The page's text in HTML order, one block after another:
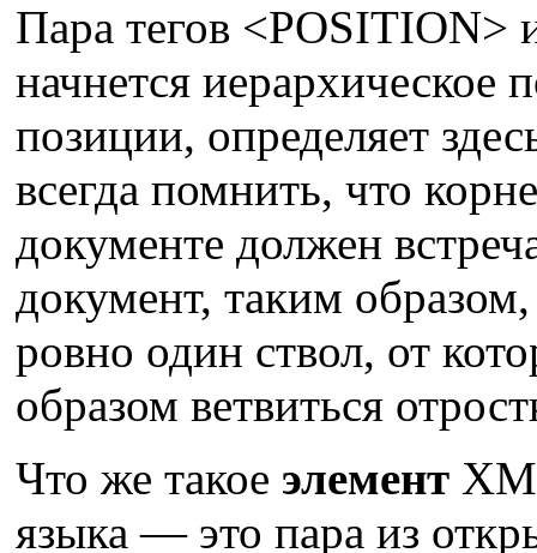
Пара тегов <POSITION>
начнется
позиции, определяет
всегда помнить, что
документе должен
документ, таким
ровно один ствол, от
образом ветвиться
Что же такое элемент
языка — это пара из